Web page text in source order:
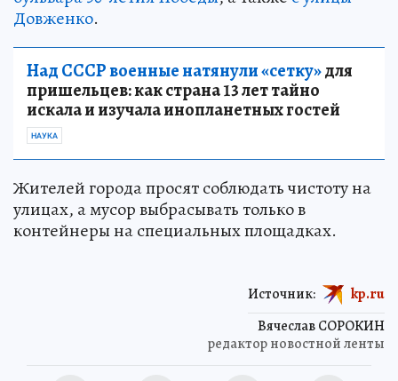
Довженко.
Над СССР военные натянули «сетку»для
пришельцев: как страна 13 лет тайно
искала и изучала инопланетных гостей
НАУКА
Жителей города просят соблюдать чистоту на
улицах, а мусор выбрасывать только в
контейнеры на специальных площадках.
Вячеслав СОРОКИН
редактор новостной ленты
Источник: kp.ru